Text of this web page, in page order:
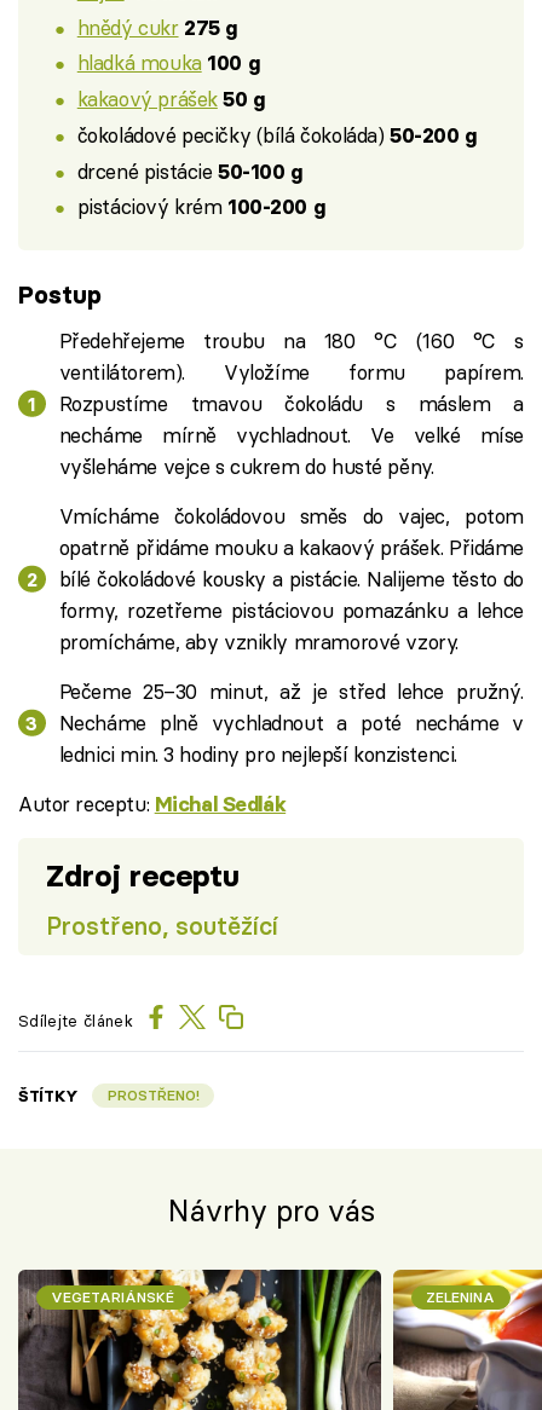
hnědý cukr 275 g
hladká mouka 100 g
kakaový prášek 50 g
čokoládové pecičky (bílá čokoláda) 50-200 g
drcené pistácie 50-100 g
pistáciový krém 100-200 g
Postup
Předehřejeme troubu na 180 °C (160 °C s
ventilátorem). Vyložíme formu papírem.
Rozpustíme tmavou čokoládu s máslem a
necháme mírně vychladnout. Ve velké míse
vyšleháme vejce s cukrem do husté pěny.
Vmícháme čokoládovou směs do vajec, potom
opatrně přidáme mouku a kakaový prášek. Přidáme
bílé čokoládové kousky a pistácie. Nalijeme těsto do
formy, rozetřeme pistáciovou pomazánku a lehce
promícháme, aby vznikly mramorové vzory.
Pečeme 25–30 minut, až je střed lehce pružný.
Necháme plně vychladnout a poté necháme v
lednici min. 3 hodiny pro nejlepší konzistenci.
Autor receptu: Michal Sedlák
Zdroj receptu
Prostřeno, soutěžící
Sdílejte článek
ŠTÍTKY PROSTŘENO!
Návrhy pro vás
VEGETARIÁNSKÉ ZELENINA